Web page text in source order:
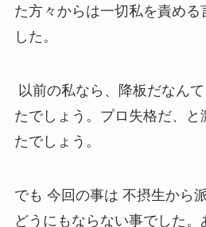
た方々からは一切私を責め
した。
以前の私なら、降板だなん
たでしょう。プロ失格だ、と
たでしょう。
でも 今回の事は 不摂生から
どうにもならない事でした。